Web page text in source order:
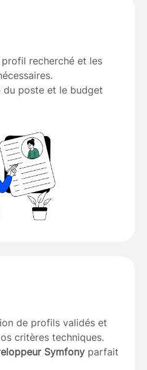
recherché et les
poste et le budget
de profils validés et
critères techniques.
Symfony parfait